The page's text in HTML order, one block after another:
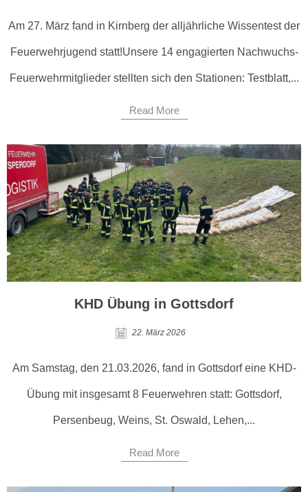
Am 27. März fand in Kirnberg der alljährliche Wissentest der
Feuerwehrjugend statt!Unsere 14 engagierten Nachwuchs-
Feuerwehrmitglieder stellten sich den Stationen: Testblatt,...
Read More
KHD Übung in Gottsdorf
22. März 2026
Am Samstag, den 21.03.2026, fand in Gottsdorf eine KHD-
Übung mit insgesamt 8 Feuerwehren statt: Gottsdorf,
Persenbeug, Weins, St. Oswald, Lehen,...
Read More